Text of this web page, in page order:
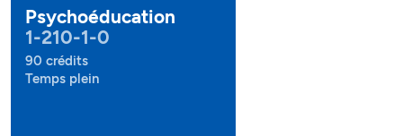
Psychoéducation
1-210-1-0
90 crédits
Temps plein